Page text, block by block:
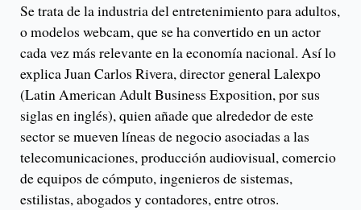
Se trata de la industria del entretenimiento para adultos,
o modelos webcam, que se ha convertido en un actor
cada vez más relevante en la economía nacional. Así lo
explica Juan Carlos Rivera, director general Lalexpo
(Latin American Adult Business Exposition, por sus
siglas en inglés), quien añade que alrededor de este
sector se mueven líneas de negocio asociadas a las
telecomunicaciones, producción audiovisual, comercio
de equipos de cómputo, ingenieros de sistemas,
estilistas, abogados y contadores, entre otros.